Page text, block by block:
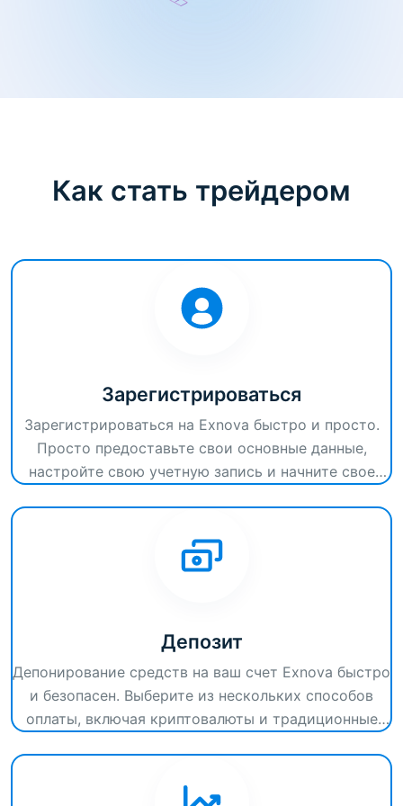
Как стать трейдером
Зарегистрироваться
Зарегистрироваться на Exnova быстро и просто.
Просто предоставьте свои основные данные,
настройте свою учетную запись и начните свое
инструментам Exnova.
Депозит
Депонирование средств на ваш счет Exnova быстро
и безопасен. Выберите из нескольких способов
оплаты, включая криптовалюты и традиционные